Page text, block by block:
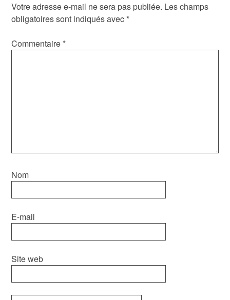
Votre adresse e-mail ne sera pas publiée. Les champs
obligatoires sont indiqués avec *
Commentaire *
Nom
E-mail
Site web